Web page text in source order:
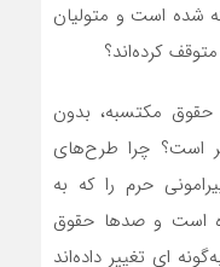
شده است و متولیان
کرده‌اند؟
مکتسبه، بدون
است؟ چرا طرح‌های
حرم را که به
است و صدها حقوق
ای تغییر داده‌اند